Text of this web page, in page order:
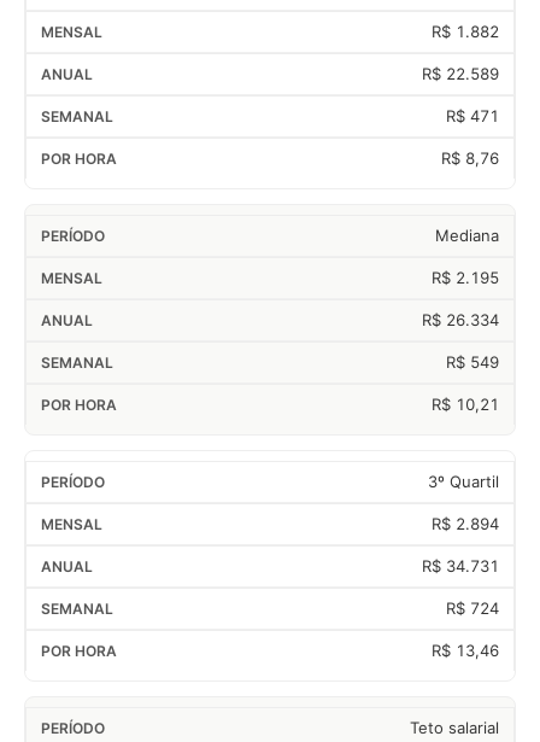
R$ 1.882
R$ 22.589
R$ 471
R$ 8,76
Mediana
R$ 2.195
R$ 26.334
R$ 549
R$ 10,21
3º Quartil
R$ 2.894
R$ 34.731
R$ 724
R$ 13,46
Teto salarial